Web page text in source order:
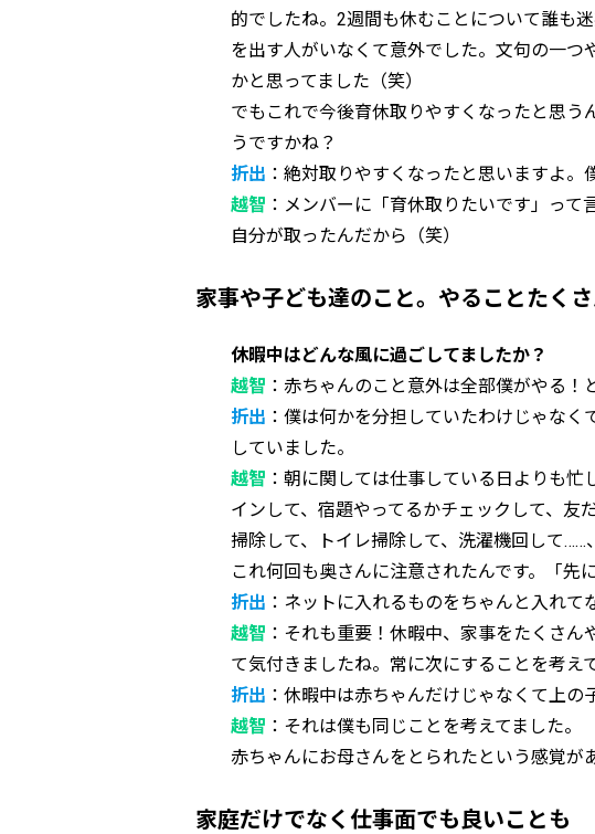
的でしたね。2週間も休むことについて誰も
を出す人がいなくて意外でした。文句の一つ
かと思ってました（笑）
でもこれで今後育休取りやすくなったと思う
うですかね？
折出 ：絶対取りやすくなったと思いますよ。
越智 ：メンバーに「育休取りたいです」って
自分が取ったんだから（笑）
家事や子ども達のこと。やることたく
休暇中はどんな風に過ごしてましたか？
越智 ：赤ちゃんのこと意外は全部僕がやる！
折出 ：僕は何かを分担していたわけじゃな
していました。
越智 ：朝に関しては仕事している日よりも
インして、宿題やってるかチェックして、友
掃除して、トイレ掃除して、洗濯機回して……
これ何回も奥さんに注意されたんです。「先
折出 ：ネットに入れるものをちゃんと入れて
越智 ：それも重要！休暇中、家事をたくさ
て気付きましたね。常に次にすることを考え
折出 ：休暇中は赤ちゃんだけじゃなくて上の
越智 ：それは僕も同じことを考えてました。
赤ちゃんにお母さんをとられたという感覚が
家庭だけでなく仕事面でも良いことも